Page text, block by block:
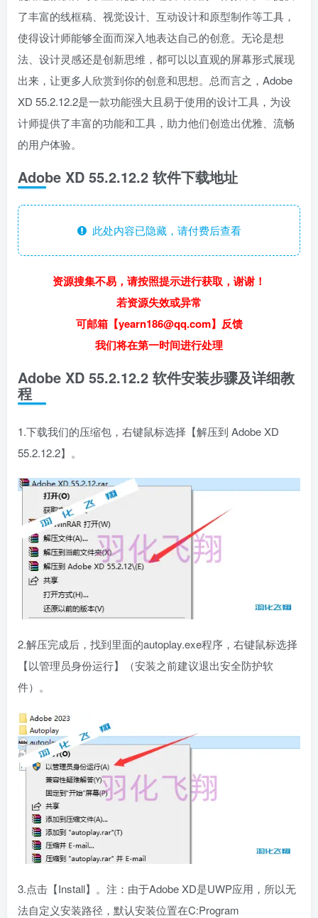
了丰富的线框稿、视觉设计、互动设计和原型制作等工具，
使得设计师能够全面而深入地表达自己的创意。无论是想
法、设计灵感还是创新思维，都可以以直观的屏幕形式展现
出来，让更多人欣赏到你的创意和思想。总而言之，Adobe
XD 55.2.12.2是一款功能强大且易于使用的设计工具，为设
计师提供了丰富的功能和工具，助力他们创造出优雅、流畅
的用户体验。
Adobe XD 55.2.12.2 软件下载地址
此处内容已隐藏，请付费后查看
资源搜集不易，请按照提示进行获取，谢谢！
若资源失效或异常
可邮箱【yearn186@qq.com】反馈
我们将在第一时间进行处理
Adobe XD 55.2.12.2 软件安装步骤及详细教
程
1.下载我们的压缩包，右键鼠标选择【解压到 Adobe XD
55.2.12.2】。
2.解压完成后，找到里面的autoplay.exe程序，右键鼠标选择
【以管理员身份运行】（安装之前建议退出安全防护软
件）。
3.点击【Install】。注：由于Adobe XD是UWP应用，所以无
法自定义安装路径，默认安装位置在C:Program